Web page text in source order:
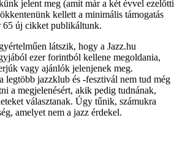
jelent meg (amit már a két évvel ezelőtti
kellett a minimális támogatás
65 új cikket publikáltunk.
látszik, hogy a Jazz.hu
ezer forintból kellene megoldania,
vagy ajánlók jelenjenek meg.
legtöbb jazzklub és -fesztivál nem tud még
a megjelenésért, akik pedig tudnának,
választanak. Úgy tűnik, számukra
amelyet nem a jazz érdekel.